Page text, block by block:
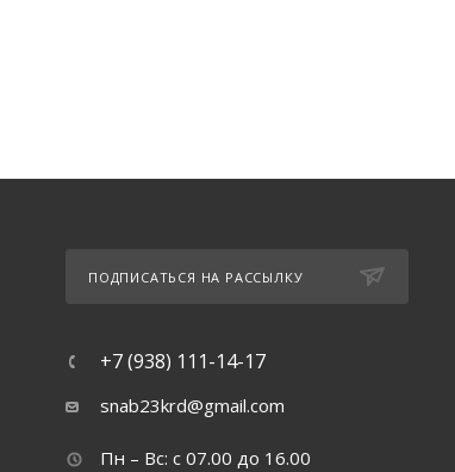
ПОДПИСАТЬСЯ НА РАССЫЛКУ
+7 (938) 111-14-17
snab23krd@gmail.com
Пн – Вс: с 07.00 до 16.00